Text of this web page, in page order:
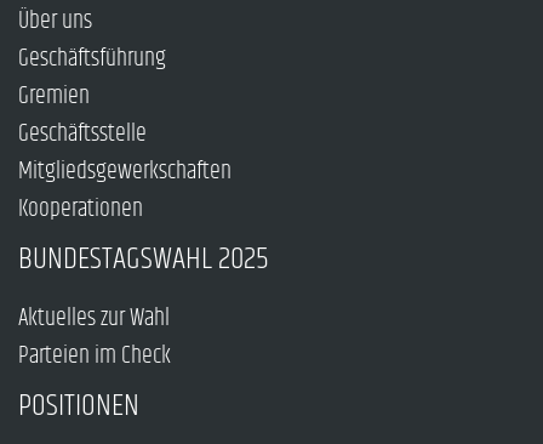
Über uns
Geschäftsführung
Gremien
Geschäftsstelle
Mitgliedsgewerkschaften
Kooperationen
BUNDESTAGSWAHL 2025
Aktuelles zur Wahl
Parteien im Check
POSITIONEN